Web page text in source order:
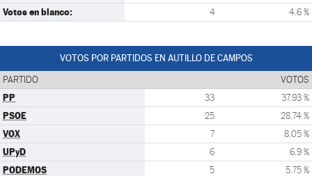
Votos en blanco: 4 4.6 %
VOTOS POR PARTIDOS EN AUTILLO DE CAMPOS
PARTIDO VOTOS
PP 33 37.93 %
PSOE 25 28.74 %
VOX 7 8.05 %
UPyD 6 6.9 %
PODEMOS 5 5.75 %